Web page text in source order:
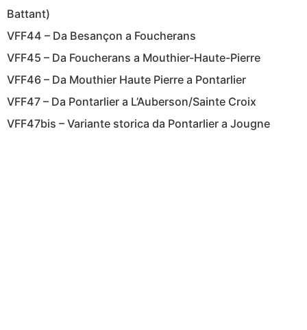
Battant)
VFF44 – Da Besançon a Foucherans
VFF45 – Da Foucherans a Mouthier-Haute-Pierre
VFF46 – Da Mouthier Haute Pierre a Pontarlier
VFF47 – Da Pontarlier a L’Auberson/Sainte Croix
VFF47bis – Variante storica da Pontarlier a Jougne